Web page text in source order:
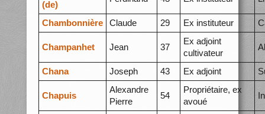
(de)
Chambonnière Claude 29 Ex instituteur
Champanhet Jean 37
Ex adjoint
cultivateur
Chana Joseph 43 Ex adjoint
Chapuis
Alexandre
Pierre
54
Propriétaire, ex
avoué